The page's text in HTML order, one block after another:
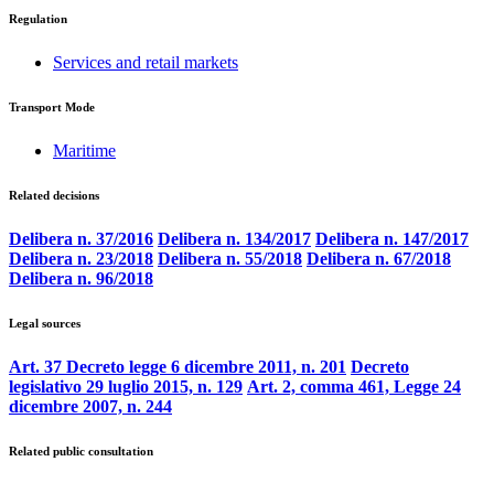
Regulation
Services and retail markets
Transport Mode
Maritime
Related decisions
Delibera n. 37/2016 Delibera n. 134/2017 Delibera n. 147/2017
Delibera n. 23/2018 Delibera n. 55/2018 Delibera n. 67/2018
Delibera n. 96/2018
Legal sources
Art. 37 Decreto legge 6 dicembre 2011, n. 201 Decreto
legislativo 29 luglio 2015, n. 129 Art. 2, comma 461, Legge 24
dicembre 2007, n. 244
Related public consultation